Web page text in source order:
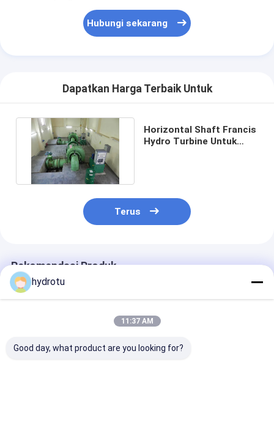
Hubungi sekarang
Dapatkan Harga Terbaik Untuk
Horizontal Shaft Francis
Hydro Turbine Untuk
Terus
Rekomendasi Produk
hydrotu
11:37 AM
Good day, what product are you looking for?